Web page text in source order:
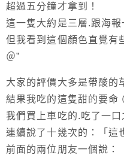
超過五分鐘才拿到！
這一隻大約是三層.跟海報
但我看到這個顏色直覺有
＠”
大家的評價大多是帶酸的
結果我吃的這隻甜的要命
我們買上車吃的.吃了一
連續說了十幾次的：「這
前面的兩位朋友一個說：